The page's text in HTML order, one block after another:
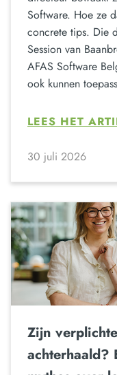
Software. Hoe ze
concrete tips. Die
Session van
AFAS Software
ook kunnen
LEES HET
30 juli 2026
Zijn